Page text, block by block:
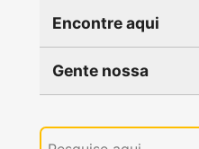
Encontre aqui
Gente nossa